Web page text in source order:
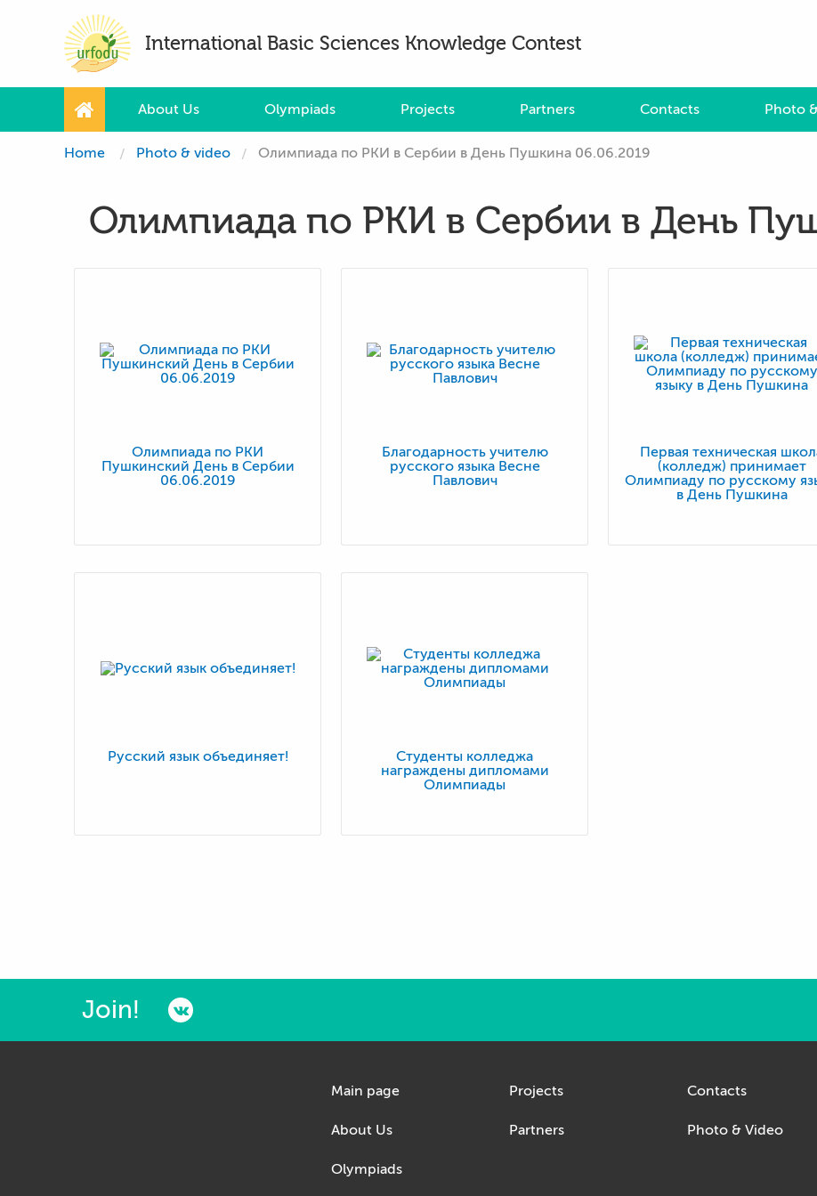
International Basic Sciences Knowledge Contest
About Us Olympiads Projects Partners Contacts Photo
Home Photo & video Олимпиада по РКИ в Сербии в День Пушкина 06.06.2019
Олимпиада по РКИ в Сербии в День
Олимпиада по РКИ
Пушкинский День в Сербии
06.06.2019
Благодарность учителю
русского языка Весне
Павлович
Первая техническая
(колледж) принимает
Олимпиаду по русскому
в День Пушкина
Русский язык объединяет!
Студенты колледжа
награждены дипломами
Олимпиады
Join!
Main page
About Us
Olympiads
Projects
Partners
Contacts
Photo & Video